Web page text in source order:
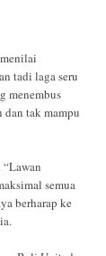
tadi laga seru
menembus
dan tak mampu
semua
berharap ke